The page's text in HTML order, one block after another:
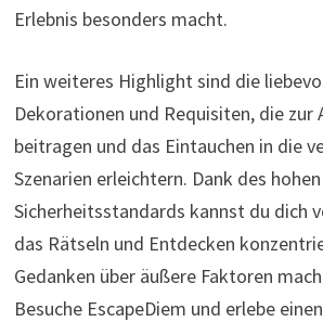
Erlebnis besonders macht.
Ein weiteres Highlight sind die
Dekorationen und Requisiten, die zur
beitragen und das Eintauchen in die
Szenarien erleichtern. Dank des hohen
Sicherheitsstandards kannst du dich
das Rätseln und Entdecken
Gedanken über äußere Faktoren
Besuche EscapeDiem und erlebe